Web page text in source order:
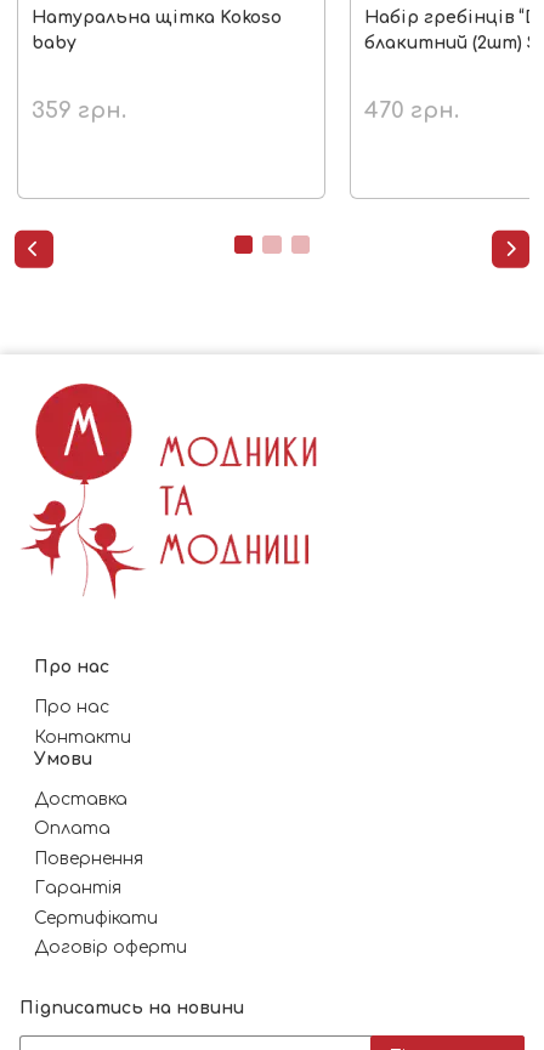
Натуральна щітка Kokoso
baby
359 грн.
Набір гребінців
блакитний (2шт)
470 грн.
 
Про нас
Про нас
Контакти
Умови
Доставка
Оплата
Повернення
Гарантія
Сертифікати
Договір оферти
Підписатись на новини